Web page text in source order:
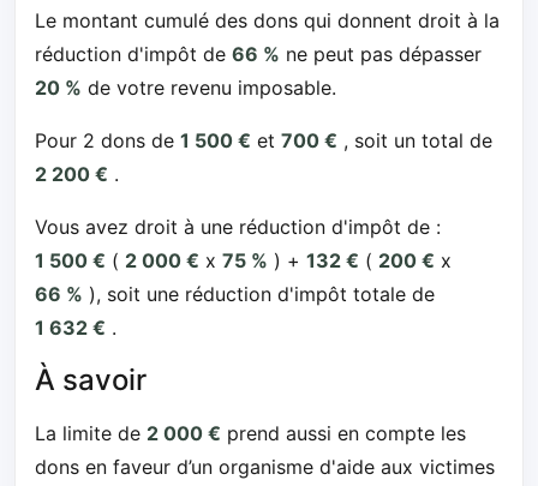
Le montant cumulé des dons qui donnent droit à la
réduction d'impôt de 66 % ne peut pas dépasser
20 % de votre revenu imposable.
Pour 2 dons de 1 500 € et 700 € , soit un total de
2 200 € .
Vous avez droit à une réduction d'impôt de :
1 500 € ( 2 000 € x 75 % ) + 132 € ( 200 € x
66 % ), soit une réduction d'impôt totale de
1 632 € .
À savoir
La limite de 2 000 € prend aussi en compte les
dons en faveur d’un organisme d'aide aux victimes